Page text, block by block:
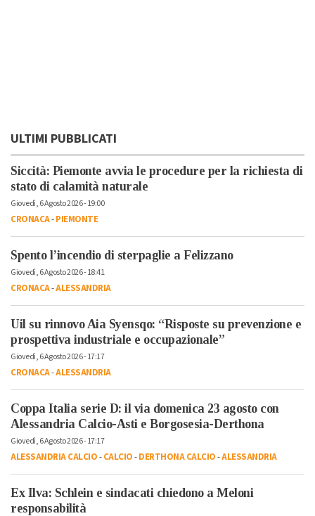
ULTIMI PUBBLICATI
Siccità: Piemonte avvia le procedure per la richiesta di
stato di calamità naturale
Giovedì, 6 Agosto 2026 - 19:00
CRONACA-PIEMONTE
Spento l’incendio di sterpaglie a Felizzano
Giovedì, 6 Agosto 2026 - 18:41
CRONACA-ALESSANDRIA
Uil su rinnovo Aia Syensqo: “Risposte su prevenzione e
prospettiva industriale e occupazionale”
Giovedì, 6 Agosto 2026 - 17:17
CRONACA-ALESSANDRIA
Coppa Italia serie D: il via domenica 23 agosto con
Alessandria Calcio-Asti e Borgosesia-Derthona
Giovedì, 6 Agosto 2026 - 17:17
ALESSANDRIA CALCIO-CALCIO-DERTHONA CALCIO-ALESSANDRIA
Ex Ilva: Schlein e sindacati chiedono a Meloni
responsabilità